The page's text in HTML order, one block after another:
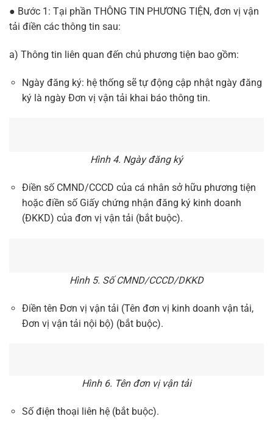
● Bước 1: Tại phần THÔNG TIN PHƯƠNG TIỆN, đơn vị vận
tải điền các thông tin sau:
a) Thông tin liên quan đến chủ phương tiện bao gồm:
Ngày đăng ký: hệ thống sẽ tự động cập nhật ngày đăng
ký là ngày Đơn vị vận tải khai báo thông tin.
Hình 4. Ngày đăng ký
Điền số CMND/CCCD của cá nhân sở hữu phương tiện
hoặc điền số Giấy chứng nhận đăng ký kinh doanh
(ĐKKD) của đơn vị vận tải (bắt buộc).
Hình 5. Số CMND/CCCD/DKKD
Điền tên Đơn vị vận tải (Tên đơn vị kinh doanh vận tải,
Đơn vị vận tải nội bộ) (bắt buộc).
Hình 6. Tên đơn vị vận tải
Số điện thoại liên hệ (bắt buộc).